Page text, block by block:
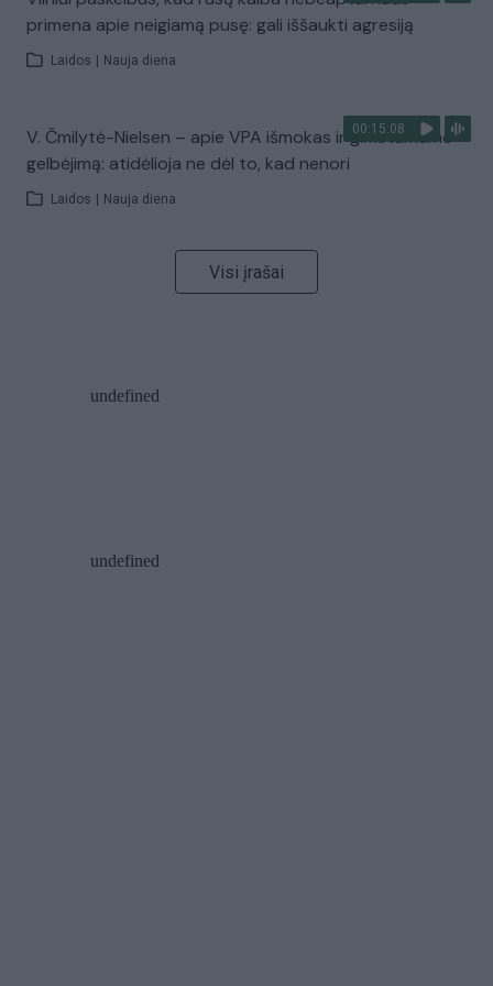
primena apie neigiamą pusę: gali iššaukti agresiją
Laidos Nauja diena
00:15:08
V. Čmilytė-Nielsen – apie VPA išmokas ir gimstamumo
gelbėjimą: atidėlioja ne dėl to, kad nenori
Laidos Nauja diena
Visi įrašai